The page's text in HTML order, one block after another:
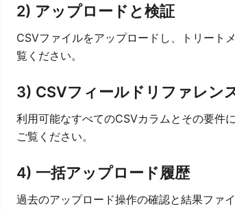
2) アップロードと検証
CSVファイルをアップロードし、トリート
覧ください。
3) CSVフィールドリファレン
利用可能なすべてのCSVカラムとその要件
ご覧ください。
4) 一括アップロード履歴
過去のアップロード操作の確認と結果ファ